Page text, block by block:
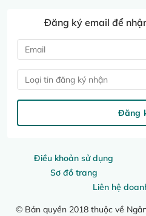
Điều khoản sử dụng
Sơ đồ trang
Liên hệ
© Bản quyền 2018 thuộc về
Đăng ký email để
Loại tin đăng ký nhận
Đăng